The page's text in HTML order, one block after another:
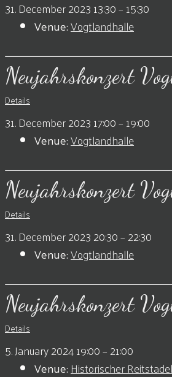
31. December 2023 13:30–15:30
Venue:Vogtlandhalle
Neujahrskonzert
Details
31. December 2023 17:00–19:00
Venue:Vogtlandhalle
Neujahrskonzert
Details
31. December 2023 20:30–22:30
Venue:Vogtlandhalle
Neujahrskonzert
Details
5. January 2024 19:00–21:00
Venue:Historischer Reitstadel